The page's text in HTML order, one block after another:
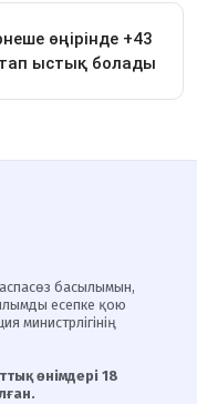
басылымын,
есепке қою
министрлігінің
өнімдері 18